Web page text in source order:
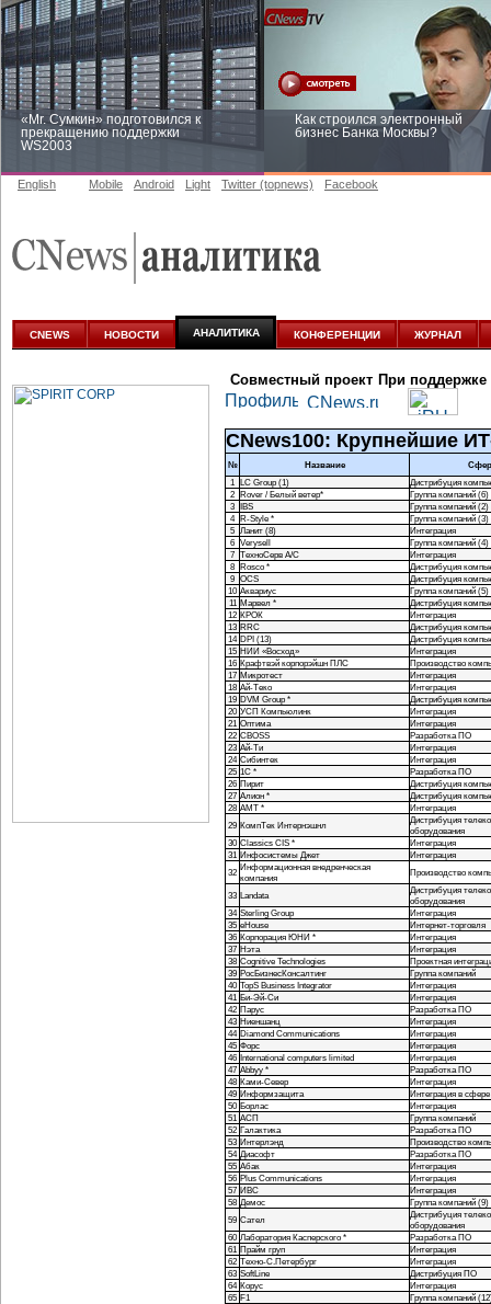
«Mr. Сумкин» подготовился к
прекращению поддержки
WS2003
Как строился электронный
бизнес Банка Москвы?
аналитике
English Mobile Android Light Twitter (topnews) Facebook
CNEWS НОВОСТИ АНАЛИТИКА КОНФЕРЕНЦИИ ЖУРНАЛ
Совместный проект При поддержке
CNews100: Крупнейшие
№ Название
1 LC Group (1)
Дистрибуция
2 Rover / Белый ветер*
Группа компаний (6)
3 IBS
Группа компаний (2)
4 R-Style *
Группа компаний (3)
5 Ланит (8)
Интеграция
6 Verysell
Группа компаний (4)
7 ТехноСерв А/С
Интеграция
8 Rosco *
Дистрибуция
9 OCS
Дистрибуция
10 Аквариус
Группа компаний (5)
11 Марвел *
Дистрибуция
12 КРОК
Интеграция
13 RRC
Дистрибуция
14 DPI (13)
Дистрибуция
15 НИИ «Восход»
Интеграция
16 Крафтвэй корпорэйшн ПЛС
Производство
17 Микротест
Интеграция
18 Ай-Теко
Интеграция
19 DVM Group *
Дистрибуция
20 УСП Компьюлинк
Интеграция
21 Оптима
Интеграция
22 CBOSS
Разработка ПО
23 Ай-Ти
Интеграция
24 Сибинтек
Интеграция
25 1С *
Разработка ПО
26 Пирит
Дистрибуция
27 Алион *
Дистрибуция
28 AMT *
Интеграция
29 КомпТек Интернэшнл
Дистрибуция
оборудования
30 Classics CIS *
Интеграция
31 Инфосистемы Джет
Интеграция
32 Информационная внедренческая
компания
Производство
33 Landata
Дистрибуция
оборудования
34 Sterling Group
Интеграция
35 eHouse
Интернет-торговля
36 Корпорация ЮНИ *
Интеграция
37 Нэта
Интеграция
38 Cognitive Technologies
Проектная
39 РосБизнесКонсалтинг
Группа компаний
40 TopS Business Integrator
Интеграция
41 Би-Эй-Си
Интеграция
42 Парус
Разработка ПО
43 Ниеншанц
Интеграция
44 Diamond Communications
Интеграция
45 Форс
Интеграция
46 International computers limited
Интеграция
47 Abbyy *
Разработка ПО
48 Ками-Север
Интеграция
49 Информзащита
Интеграция в
50 Борлас
Интеграция
51 АСП
Группа компаний
52 Галактика
Разработка ПО
53 Интерлэнд
Производство
54 Диасофт
Разработка ПО
55 Абак
Интеграция
56 Plus Communications
Интеграция
57 ИВС
Интеграция
58 Демос
Группа компаний (9)
59 Сател
Дистрибуция
оборудования
60 Лаборатория Касперского *
Разработка ПО
61 Прайм груп
Интеграция
62 Техно-С.Петербург
Интеграция
63 SoftLine
Дистрибуция ПО
64 Корус
Интеграция
65 F1
Группа компаний